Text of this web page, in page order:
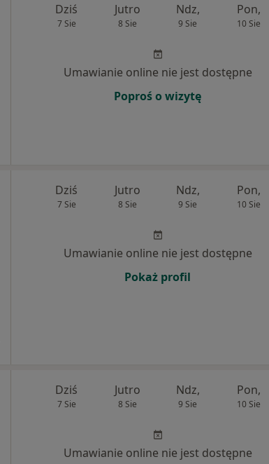
Dziś
7 Sie
Jutro
8 Sie
Ndz,
9 Sie
Pon,
10 Sie
Umawianie online nie jest dostępne
Poproś o wizytę
Dziś
7 Sie
Jutro
8 Sie
Ndz,
9 Sie
Pon,
10 Sie
Umawianie online nie jest dostępne
Pokaż profil
Dziś
7 Sie
Jutro
8 Sie
Ndz,
9 Sie
Pon,
10 Sie
Umawianie online nie jest dostępne